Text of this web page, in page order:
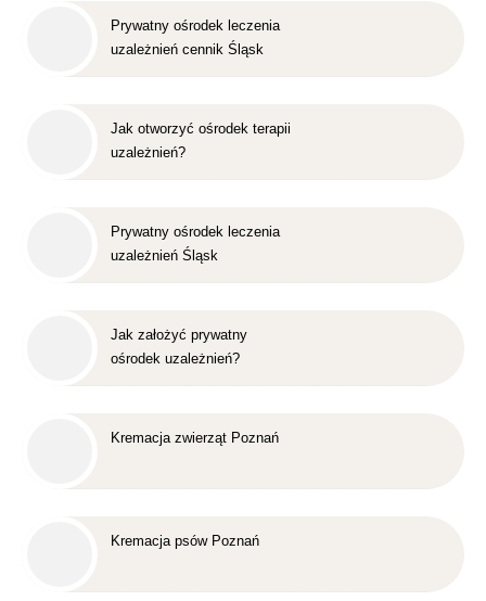
Prywatny ośrodek leczenia
uzależnień cennik Śląsk
Jak otworzyć ośrodek terapii
uzależnień?
Prywatny ośrodek leczenia
uzależnień Śląsk
Jak założyć prywatny
ośrodek uzależnień?
Kremacja zwierząt Poznań
Kremacja psów Poznań